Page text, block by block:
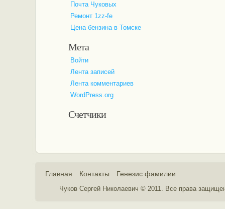
Почта Чуковых
Ремонт 1zz-fe
Цена бензина в Томске
Мета
Войти
Лента записей
Лента комментариев
WordPress.org
Счетчики
Главная Контакты Генезис фамилии
Чуков Сергей Николаевич © 2011. Все права